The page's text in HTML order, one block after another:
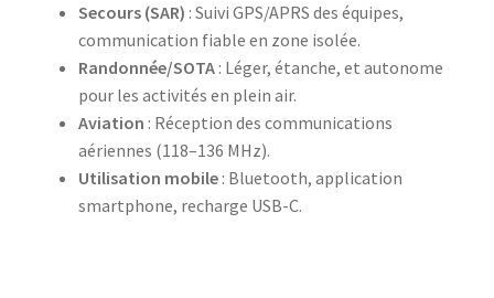
Secours (SAR) : Suivi GPS/APRS des équipes,
communication fiable en zone isolée.
Randonnée/SOTA: Léger, étanche, et autonome
pour les activités en plein air.
Aviation : Réception des communications
aériennes (118–136 MHz).
Utilisation mobile: Bluetooth, application
smartphone, recharge USB-C.